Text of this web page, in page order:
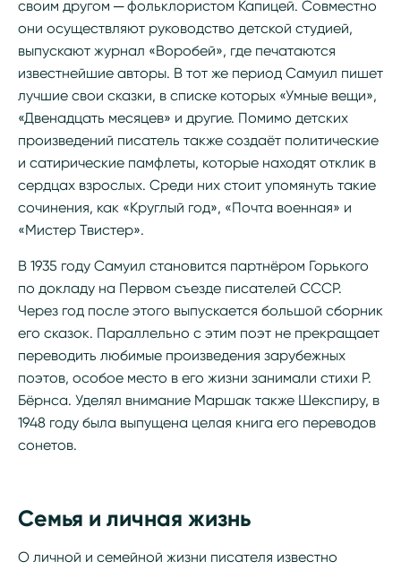
своим другом ─ фольклористом Капицей. Совместно
они осуществляют руководство детской студией,
выпускают журнал «Воробей», где печатаются
известнейшие авторы. В тот же период Самуил пишет
лучшие свои сказки, в списке которых «Умные вещи»,
«Двенадцать месяцев» и другие. Помимо детских
произведений писатель также создаёт политические
и сатирические памфлеты, которые находят отклик в
сердцах взрослых. Среди них стоит упомянуть такие
сочинения, как «Круглый год», «Почта военная» и
«Мистер Твистер».
В 1935 году Самуил становится партнёром Горького
по докладу на Первом съезде писателей СССР.
Через год после этого выпускается большой сборник
его сказок. Параллельно с этим поэт не прекращает
переводить любимые произведения зарубежных
поэтов, особое место в его жизни занимали стихи Р.
Бёрнса. Уделял внимание Маршак также Шекспиру, в
1948 году была выпущена целая книга его переводов
сонетов.
Семья и личная жизнь
О личной и семейной жизни писателя известно